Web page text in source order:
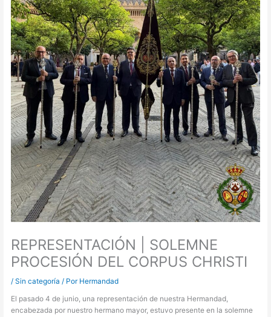
REPRESENTACIÓN | SOLEMNE
PROCESIÓN DEL CORPUS CHRISTI
/Sin categoría / Por Hermandad
El pasado 4 de junio, una representación de nuestra Hermandad,
encabezada por nuestro hermano mayor, estuvo presente en la solemne